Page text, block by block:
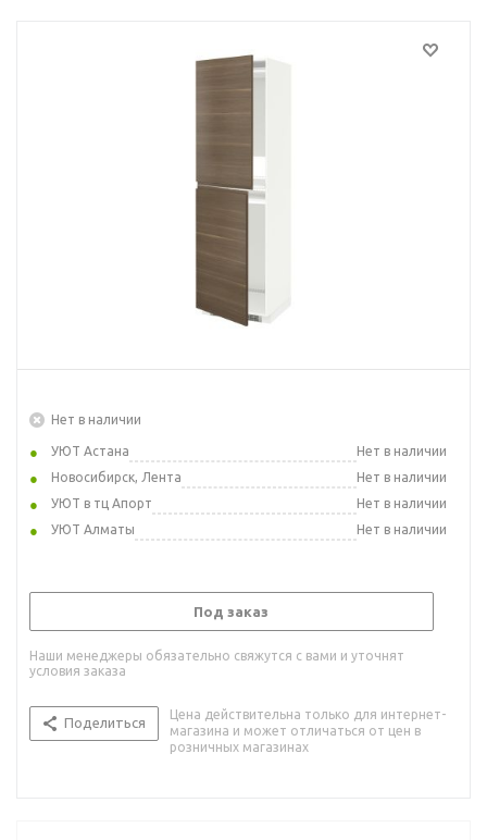
Нет в наличии
УЮТ Астана
Нет в наличии
Новосибирск, Лента
Нет в наличии
УЮТ в тц Апорт
Нет в наличии
УЮТ Алматы
Нет в наличии
Под заказ
Наши менеджеры обязательно свяжутся с вами и уточнят
условия заказа
Поделиться
Цена действительна только для интернет-
магазина и может отличаться от цен в
розничных магазинах